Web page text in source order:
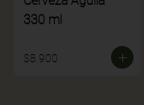
330 ml
$8.900